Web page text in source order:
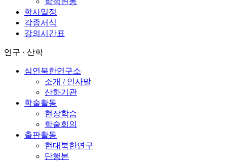
학사일정
각종서식
강의시간표
연구 · 산학
심연북한연구소
소개 / 인사말
산하기관
학술활동
현장학습
학술회의
출판활동
현대북한연구
단행본